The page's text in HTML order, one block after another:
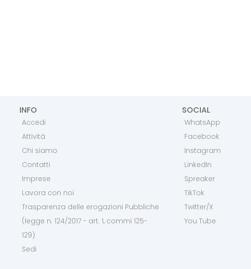
INFO
Accedi
Attività
Chi siamo
Contatti
Imprese
Lavora con noi
Trasparenza delle erogazioni Pubbliche
(legge n. 124/2017 - art. 1, commi 125-
129)
Sedi
SOCIAL
WhatsApp
Facebook
Instagram
LinkedIn
Spreaker
TikTok
Twitter/X
You Tube